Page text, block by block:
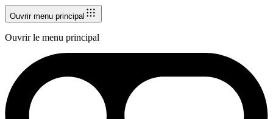
Ouvrir menu principal
Ouvrir le menu principal